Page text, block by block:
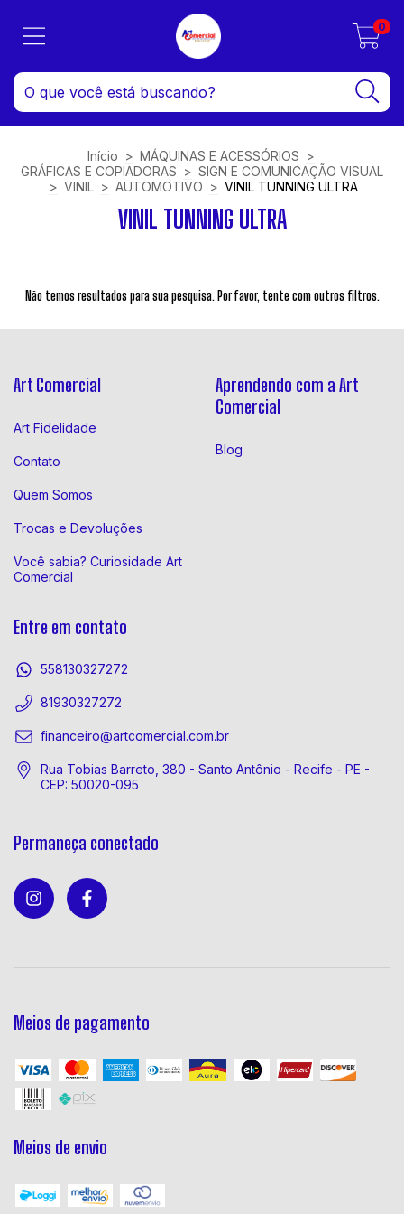
0
Início > MÁQUINAS E ACESSÓRIOS >
GRÁFICAS E COPIADORAS > SIGN E COMUNICAÇÃO VISUAL
> VINIL > AUTOMOTIVO > VINIL TUNNING ULTRA
VINIL TUNNING ULTRA
Não temos resultados para sua pesquisa. Por favor, tente com outros filtros.
Art Comercial
Art Fidelidade
Contato
Quem Somos
Trocas e Devoluções
Você sabia? Curiosidade Art
Comercial
Aprendendo com a Art
Comercial
Blog
Entre em contato
558130327272
81930327272
financeiro@artcomercial.com.br
Rua Tobias Barreto, 380 - Santo Antônio - Recife - PE -
CEP: 50020-095
Permaneça conectado
Meios de pagamento
Meios de envio